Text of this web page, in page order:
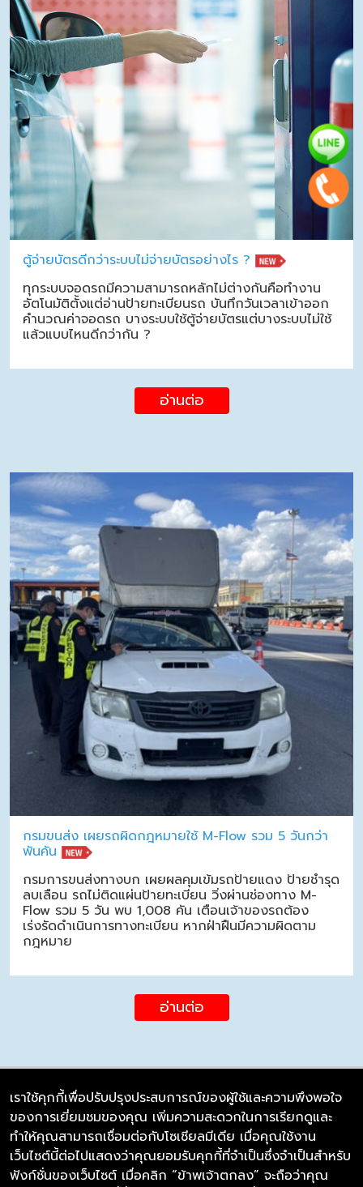
ตู้จ่ายบัตรดีกว่าระบบไม่จ่ายบัตรอย่างไร ?
ทุกระบบจอดรถมีความสามารถหลักไม่ต่างกันคือทำงาน
อัตโนมัติตั้งแต่อ่านป้ายทะเบียนรถ บันทึกวันเวลาเข้าออก
คำนวณค่าจอดรถ บางระบบใช้ตู้จ่ายบัตรแต่บางระบบไม่ใช้
แล้วแบบไหนดีกว่ากัน ?
อ่านต่อ
กรมขนส่ง เผยรถผิดกฎหมายใช้ M-Flow รวม 5 วันกว่า
พันคัน
กรมการขนส่งทางบก เผยผลคุมเข้มรถป้ายแดง ป้ายชำรุด
ลบเลือน รถไม่ติดแผ่นป้ายทะเบียน วิ่งผ่านช่องทาง M-
Flow รวม 5 วัน พบ 1,008 คัน เตือนเจ้าของรถต้อง
เร่งรัดดำเนินการทางทะเบียน หากฝ่าฝืนมีความผิดตาม
กฎหมาย
อ่านต่อ
บริษัท ซิมลิงค์ จำกัด
98/226 Bangrakyai-Baanmai Road,
Bangyai, Nonthaburi 11140
เราใช้คุกกี้เพื่อปรับปรุงประสบการณ์ของผู้ใช้และความพึงพอใจ
ของการเยี่ยมชมของคุณ เพิ่มความสะดวกในการเรียกดูและ
ทำให้คุณสามารถเชื่อมต่อกับโซเชียลมีเดีย เมื่อคุณใช้งาน
เว็บไซต์นี้ต่อไปแสดงว่าคุณยอมรับคุกกี้ที่จำเป็นซึ่งจำเป็นสำหรับ
ฟังก์ชั่นของเว็บไซต์ เมื่อคลิก “ข้าพเจ้าตกลง” จะถือว่าคุณ